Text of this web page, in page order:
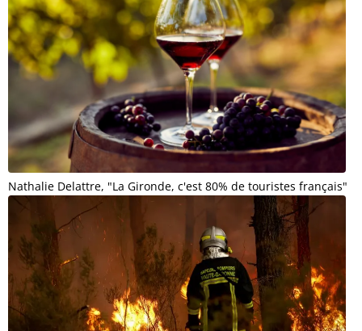
Nathalie Delattre, "La Gironde, c'est 80% de touristes français"